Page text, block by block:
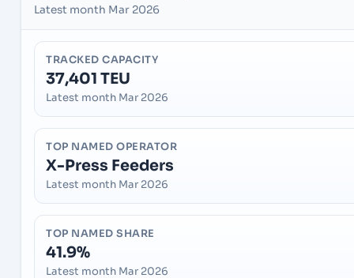
Latest month Mar 2026
TRACKED CAPACITY
37,401 TEU
Latest month Mar 2026
TOP NAMED OPERATOR
X-Press Feeders
Latest month Mar 2026
TOP NAMED SHARE
41.9%
Latest month Mar 2026